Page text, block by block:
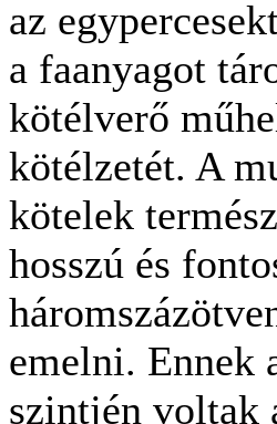
az
a faanyagot
kötélverő
kötélzetét. A
kötelek
hosszú és
emelni. Ennek
szintjén voltak